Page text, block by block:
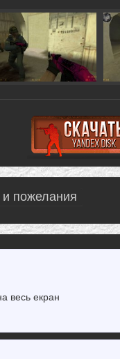
пожелания
весь екран